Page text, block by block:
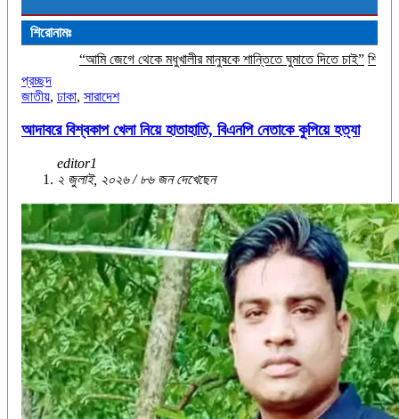
শিরোনামঃ
“আমি জেগে থেকে মধুখালীর মানুষকে শান্তিতে ঘুমাতে দিতে চাই” শিশু সুরক্ষায় ব্যর্থতা:
প্রচ্ছদ
জাতীয়, ঢাকা, সারাদেশ
আদাবরে বিশ্বকাপ খেলা নিয়ে হাতাহাতি, বিএনপি নেতাকে কুপিয়ে হত্যা
editor1
২ জুলাই, ২০২৬ / ৮৬ জন দেখেছেন